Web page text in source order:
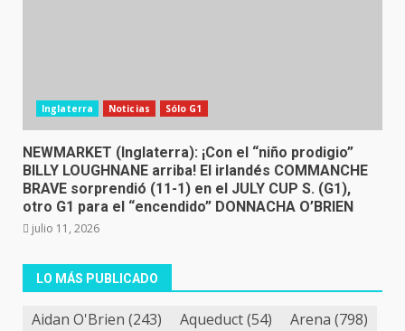
Inglaterra Noticias Sólo G1
NEWMARKET (Inglaterra): ¡Con el “niño prodigio”
BILLY LOUGHNANE arriba! El irlandés COMMANCHE
BRAVE sorprendió (11-1) en el JULY CUP S. (G1),
otro G1 para el “encendido” DONNACHA O’BRIEN
julio 11, 2026
LO MÁS PUBLICADO
Aidan O'Brien (243) Aqueduct(54) Arena (798)